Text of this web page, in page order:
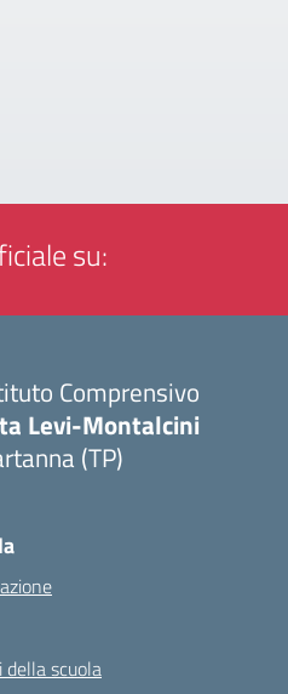
su:
Comprensivo
Levi-Montalcini
(TP)
della scuola